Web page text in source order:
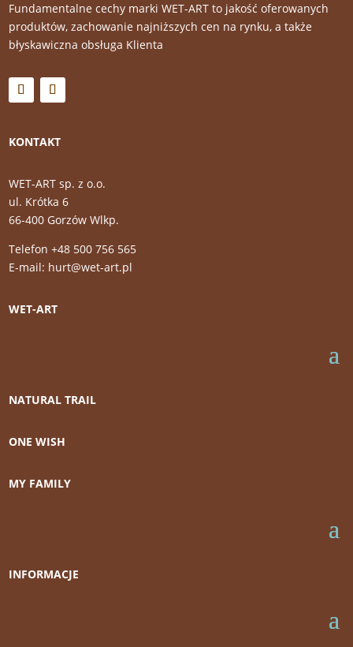
Fundamentalne cechy marki WET-ART to jakość oferowanych
produktów, zachowanie najniższych cen na rynku, a także
błyskawiczna obsługa Klienta
KONTAKT
WET-ART sp. z o.o.
ul. Krótka 6
66-400 Gorzów Wlkp.
Telefon +48 500 756 565
E-mail: hurt@wet-art.pl
WET-ART
NATURAL TRAIL
ONE WISH
MY FAMILY
INFORMACJE